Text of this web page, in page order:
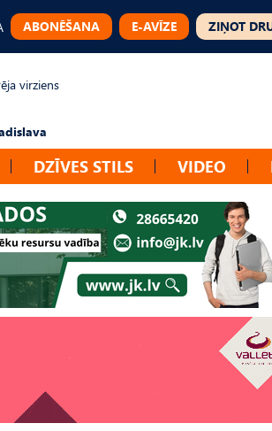
ABONĒŠANA E-AVĪZE ZIŅOT
virziens
DZĪVES STILS VIDEO